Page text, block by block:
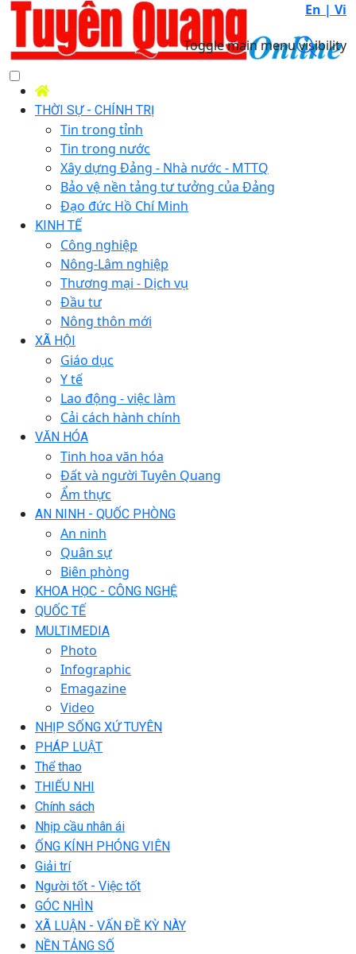
En | Vi
Toggle main menu visibility
THỜI SỰ - CHÍNH TRỊ
Tin trong tỉnh
Tin trong nước
Xây dựng Đảng - Nhà nước - MTTQ
Bảo vệ nền tảng tư tưởng của Đảng
Đạo đức Hồ Chí Minh
KINH TẾ
Công nghiệp
Nông-Lâm nghiệp
Thương mại - Dịch vụ
Đầu tư
Nông thôn mới
XÃ HỘI
Giáo dục
Y tế
Lao động - việc làm
Cải cách hành chính
VĂN HÓA
Tinh hoa văn hóa
Đất và người Tuyên Quang
Ẩm thực
AN NINH - QUỐC PHÒNG
An ninh
Quân sự
Biên phòng
KHOA HỌC - CÔNG NGHỆ
QUỐC TẾ
MULTIMEDIA
Photo
Infographic
Emagazine
Video
NHỊP SỐNG XỨ TUYÊN
PHÁP LUẬT
Thể thao
THIẾU NHI
Chính sách
Nhịp cầu nhân ái
ỐNG KÍNH PHÓNG VIÊN
Giải trí
Người tốt - Việc tốt
GÓC NHÌN
XÃ LUẬN - VẤN ĐỀ KỲ NÀY
NỀN TẢNG SỐ